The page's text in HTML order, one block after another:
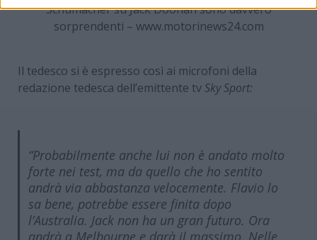
Schumacher su Jack Doohan sono davvero
sorprendenti – www.motorinews24.com
Il tedesco si è espresso così ai microfoni della
redazione tedesca dell’emittente tv Sky Sport:
“Probabilmente anche lui non è andato molto
forte nei test, ma da quello che ho sentito
andrà via abbastanza velocemente. Flavio lo
sa bene, potrebbe essere finita dopo
l’Australia. Jack non ha un gran futuro. Ora
andrà a Melbourne e darà il massimo. Nelle